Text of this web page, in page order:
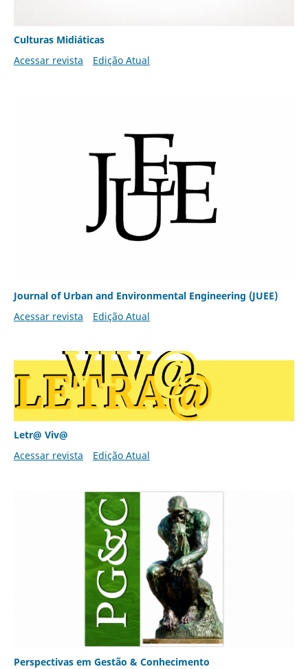
Culturas Midiáticas
Acessar revista
Edição Atual
Journal of Urban and Environmental Engineering (JUEE)
Acessar revista
Edição Atual
Letr@ Viv@
Acessar revista
Edição Atual
Perspectivas em Gestão & Conhecimento